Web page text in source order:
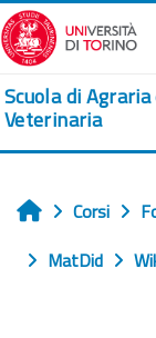
Vai al contenuto
Scuola di
Veterinaria
Home
Corsi
MatDid